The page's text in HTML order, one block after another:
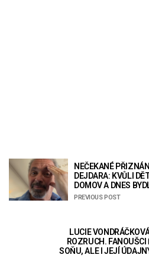
NEČEKANÉ
DEJDARA: KVŮLI
DOMOV A DNES
PREVIOUS POST
LUCIE
ROZRUCH. FANOUŠCI
SOŇU, ALE I JEJÍ